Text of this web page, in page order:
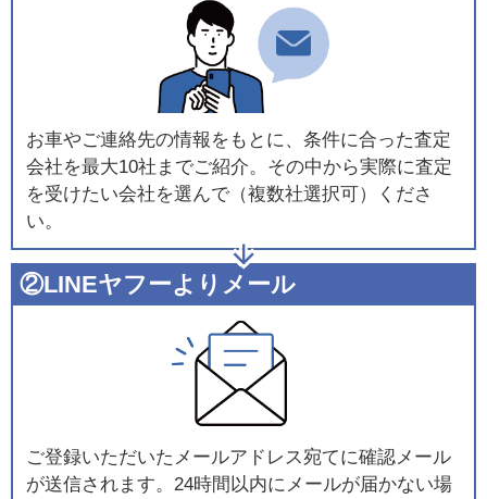
お車やご連絡先の情報をもとに、条件に合った査定
会社を最大10社までご紹介。その中から実際に査定
を受けたい会社を選んで（複数社選択可）くださ
い。
②LINEヤフーよりメール
ご登録いただいたメールアドレス宛てに確認メール
が送信されます。24時間以内にメールが届かない場